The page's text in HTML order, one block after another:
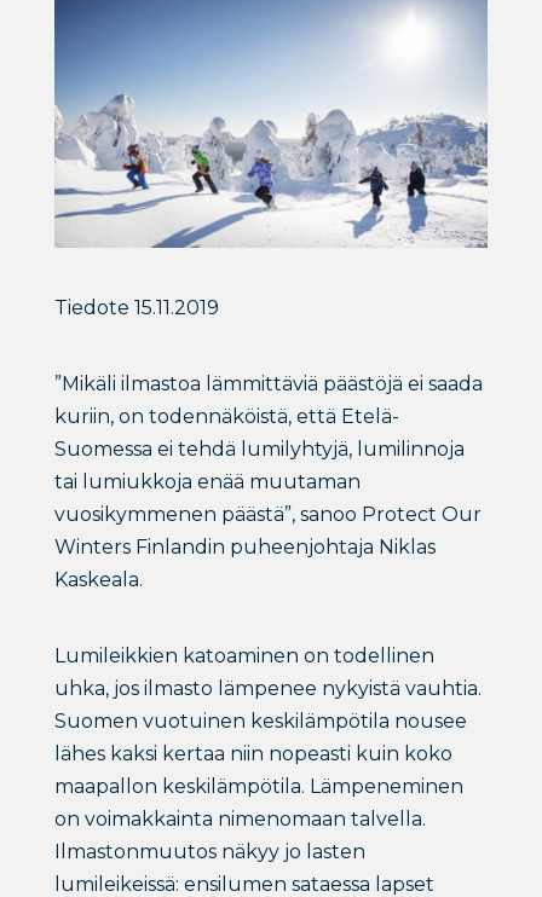
Tiedote 15.11.2019
”Mikäli ilmastoa lämmittäviä päästöjä ei saada
kuriin, on todennäköistä, että Etelä-
Suomessa ei tehdä lumilyhtyjä, lumilinnoja
tai lumiukkoja enää muutaman
vuosikymmenen päästä”, sanoo Protect Our
Winters Finlandin puheenjohtaja Niklas
Kaskeala.
Lumileikkien katoaminen on todellinen
uhka, jos ilmasto lämpenee nykyistä vauhtia.
Suomen vuotuinen keskilämpötila nousee
lähes kaksi kertaa niin nopeasti kuin koko
maapallon keskilämpötila. Lämpeneminen
on voimakkainta nimenomaan talvella.
Ilmastonmuutos näkyy jo lasten
lumileikeissä: ensilumen sataessa lapset